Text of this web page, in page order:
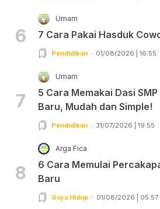
6
Umam
7 Cara Pakai Hasduk
Pendidikan 01/08/2026 | 16:55
7
Umam
5 Cara Memakai Dasi
Baru, Mudah dan Simple!
Pendidikan 31/07/2026 | 19:55
8
Arga Fica
6 Cara Memulai
Baru
Gaya Hidup 01/08/2026 | 05:57